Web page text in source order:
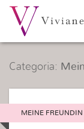
Categoria:
MEINE FREUNDIN